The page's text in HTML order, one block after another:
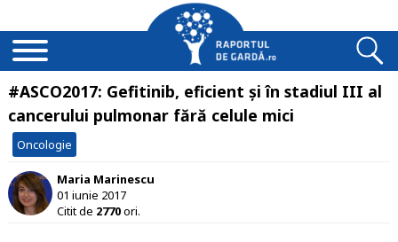
#ASCO2017: Gefitinib, eficient și în stadiul III al
cancerului pulmonar fără celule mici
Oncologie
Maria Marinescu
01 iunie 2017
Citit de 2770ori.